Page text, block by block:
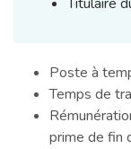
Poste à
Temps de
prime de fin